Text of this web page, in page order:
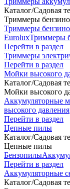
Каталог/Садовая
Триммеры
Триммеры
EuroluxТриммеры
Перейти в раздел
Триммеры
Перейти в раздел
Мойки высокого
Каталог/Садовая
Мойки высокого
Аккумуляторные
высокого давления
Перейти в раздел
Цепные пилы
Каталог/Садовая
Цепные пилы
Бензопилы
Перейти в раздел
Аккумуляторные
Каталог/Садовая